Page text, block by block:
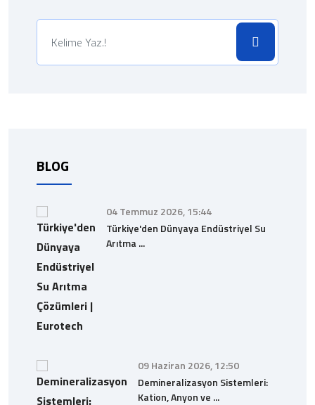
BLOG
04 Temmuz 2026, 15:44
Türkiye'den Dünyaya Endüstriyel Su
Arıtma ...
09 Haziran 2026, 12:50
Demineralizasyon Sistemleri:
Kation, Anyon ve ...